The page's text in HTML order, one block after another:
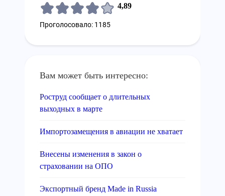
4,89
Проголосовало: 1185
Вам может быть интересно:
Роструд сообщает о длительных
выходных в марте
Импортозамещения в авиации не хватает
Внесены изменения в закон о
страховании на ОПО
Экспортный бренд Made in Russia